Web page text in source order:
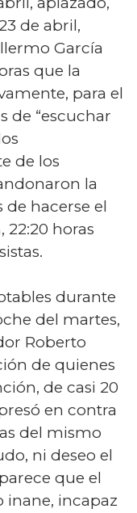
de abril,
García
que la
para el
de “escuchar
de los
la
de hacerse el
22:20 horas
durante
del martes,
Roberto
de quienes
de casi 20
en contra
del mismo
ni deseo el
que el
inane, incapaz